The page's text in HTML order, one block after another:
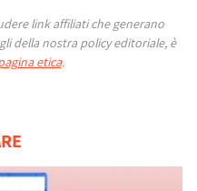
link affiliati che generano
della nostra policy editoriale, è
etica.